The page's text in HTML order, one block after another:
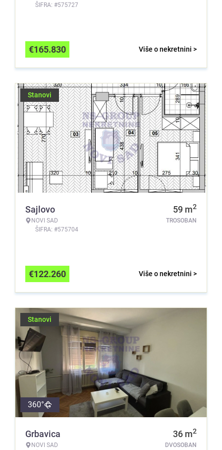
ŠIFRA: #575727
Više o nekretnini >
€165.830
Stanovi
Sajlovo
NOVI SAD
ŠIFRA: #575704
59 m2
TROSOBAN
Više o nekretnini >
€122.260
Stanovi
360°
Grbavica
NOVI SAD
36 m2
DVOSOBAN